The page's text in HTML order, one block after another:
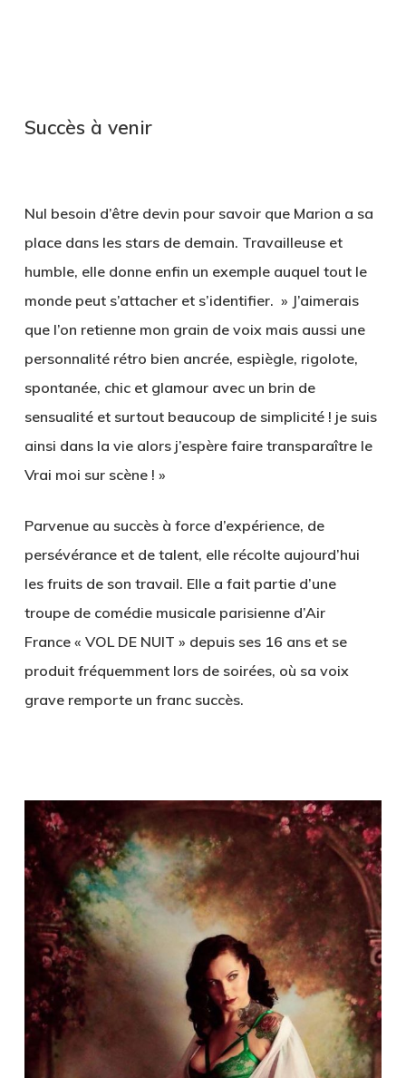
Succès à venir
Nul besoin d’être devin pour savoir que Marion a sa
place dans les stars de demain. Travailleuse et
humble, elle donne enfin un exemple auquel tout le
monde peut s’attacher et s’identifier. » J’aimerais
que l’on retienne mon grain de voix mais aussi une
personnalité rétro bien ancrée, espiègle, rigolote,
spontanée, chic et glamour avec un brin de
sensualité et surtout beaucoup de simplicité ! je suis
ainsi dans la vie alors j’espère faire transparaître le
Vrai moi sur scène ! »
Parvenue au succès à force d’expérience, de
persévérance et de talent, elle récolte aujourd’hui
les fruits de son travail. Elle a fait partie d’une
troupe de comédie musicale parisienne d’Air
France « VOL DE NUIT » depuis ses 16 ans et se
produit fréquemment lors de soirées, où sa voix
grave remporte un franc succès.